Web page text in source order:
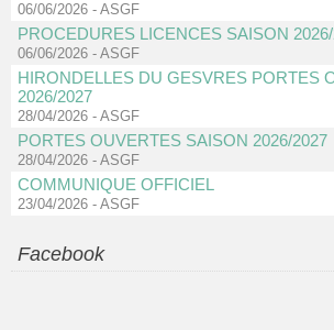
06/06/2026 - ASGF
PROCEDURES LICENCES SAISON
06/06/2026 - ASGF
HIRONDELLES DU GESVRES PORTES
2026/2027
28/04/2026 - ASGF
PORTES OUVERTES SAISON 2026/2027
28/04/2026 - ASGF
COMMUNIQUE OFFICIEL
23/04/2026 - ASGF
Facebook